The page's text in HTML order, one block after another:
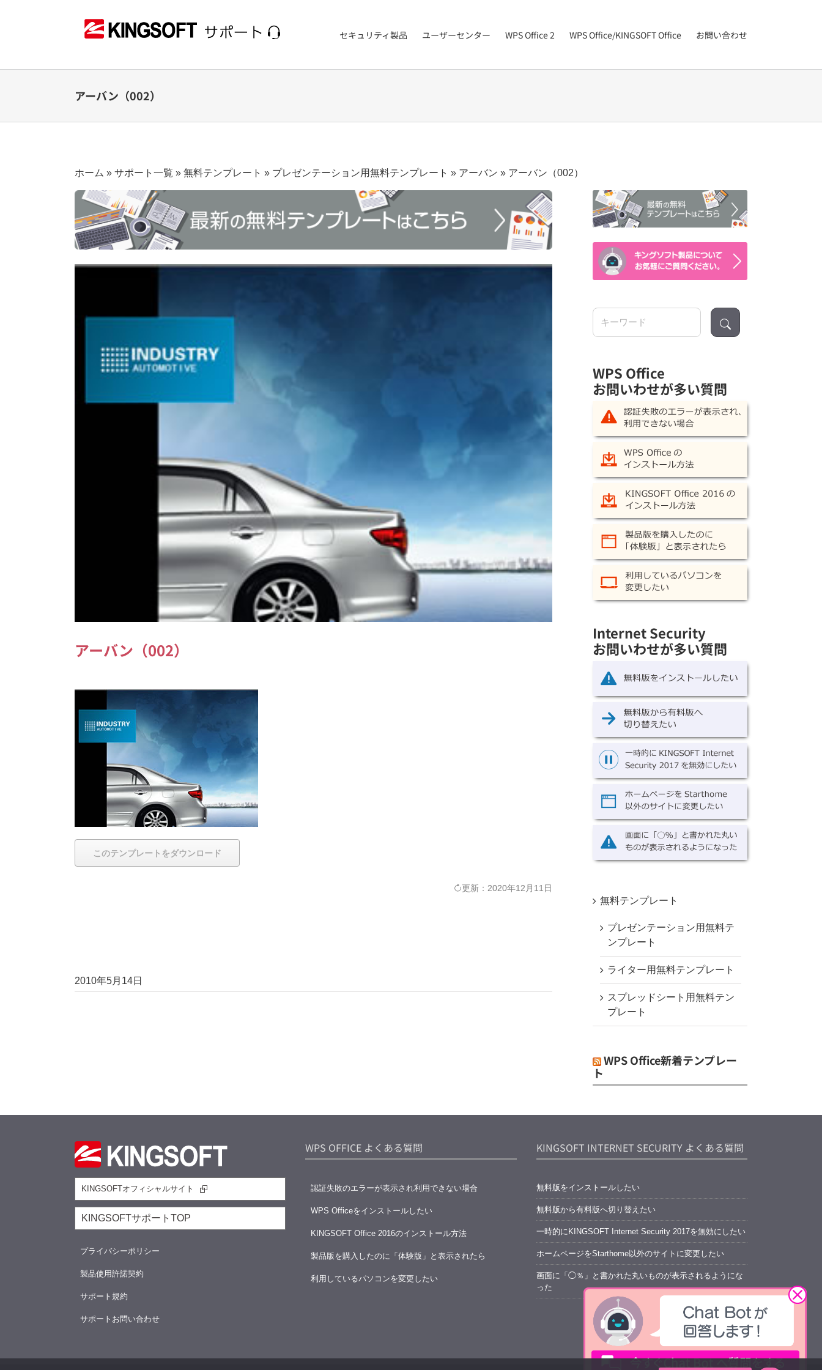
セキュリティ製品 ユーザーセンター WPS Office 2 WPS Office/KINGSOFT Office お問い合わせ
アーバン（002）
ホーム » サポート一覧 » 無料テンプレート » プレゼンテーション用無料テンプレート » アーバン » アーバン（002）
アーバン（002）
このテンプレートをダウンロード
更新：2020年12月11日
2010年5月14日
検
WPS Office
お問いわせが多い質問
Internet Security
お問いわせが多い質問
無料テンプレート
プレゼンテーション用無料テ
ンプレート
ライター用無料テンプレート
スプレッドシート用無料テン
プレート
WPS Office新着テンプレー
ト
KINGSOFTオフィシャルサイト
KINGSOFTサポートTOP
プライバシーポリシー
製品使用許諾契約
サポート規約
サポートお問い合わせ
WPS OFFICE よくある質問
認証失敗のエラーが表示され利用できない場合
WPS Officeをインストールしたい
KINGSOFT Office 2016のインストール方法
製品版を購入したのに「体験版」と表示されたら
利用しているパソコンを変更したい
KINGSOFT INTERNET SECURITY よくある質問
無料版をインストールしたい
無料版から有料版へ切り替えたい
一時的にKINGSOFT Internet Security 2017を無効にしたい
ホームページをStarthome以外のサイトに変更したい
画面に「◯％」と書かれた丸いものが表示されるようにな
った